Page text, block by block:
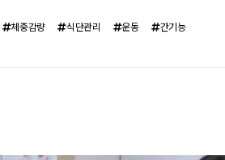
체중감량 식단관리 운동 간기능